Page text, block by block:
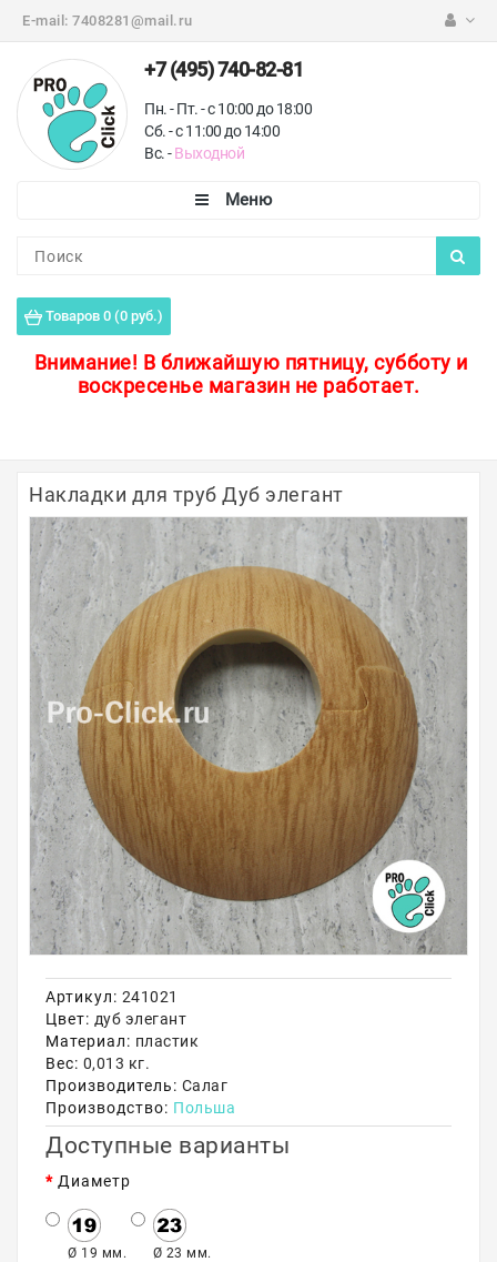
E-mail: 7408281@mail.ru
+7 (495) 740-82-81
Пн. - Пт. - с 10:00 до 18:00
Сб. - с 11:00 до 14:00
Вс. -Выходной
Товаров 0 (0 руб.)
Внимание! В ближайшую пятницу, субботу и
воскресенье магазин не работает.
Пороги для пола
Защитные уголки
Полосы из металла
Плинтуса
Профили для стекла и SPC
Обводы для труб
Алюминиевые профили
Крепёж и крепления
Садовая мебель
Оплата
Доставка
Самовывоз
Контакты
Акции
Накладки для труб Дуб элегант
Артикул: 241021
Цвет: дуб элегант
Материал: пластик
Вес: 0,013 кг.
Производитель: Салаг
Производство: Польша
Доступные варианты
Диаметр
Ø 19 мм. Ø 23 мм.